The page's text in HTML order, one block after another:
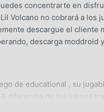
concentrarte en
Volcano no cobrará a los
descargue el cliente
descarga moddroid
de educational , su
diferencia de los juegos
principiantes, por lo